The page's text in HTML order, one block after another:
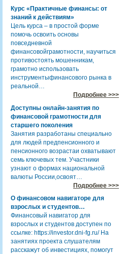
Курс «Практичные финансы: от
знаний к действиям»
Цель курса – в простой форме
помочь освоить основы
повседневной
финансовойграмотности, научиться
противостоять мошенникам,
грамотно использовать
инструментыфинансового рынка в
реальной…
Подробнее >>>
Доступны онлайн-занятия по
финансовой грамотности для
старшего поколения
Занятия разработаны специально
для людей предпенсионного и
пенсионного возрастаи охватывают
семь ключевых тем. Участники
узнают о формах национальной
валюты России,освоят…
Подробнее >>>
О финансовом навигаторе для
взрослых и студентов…
Финансовый навигатор для
взрослых и студентов доступен по
ссылке: https://investor.dni-fg.ru/ На
занятиях проекта слушателям
расскажут об инвестициях, помогут